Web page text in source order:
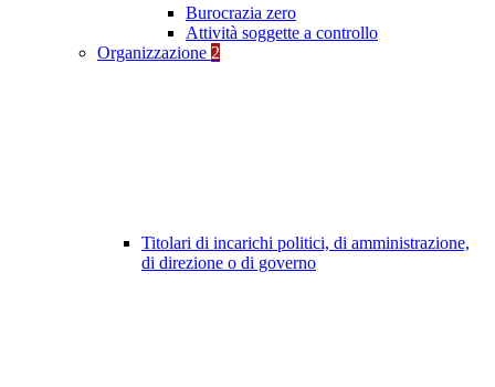
Burocrazia zero
Attività soggette a controllo
Organizzazione 2
Titolari di incarichi politici, di amministrazione,
di direzione o di governo